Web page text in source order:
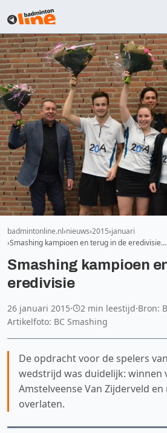
badmintonline.nl nieuws 2015 januari
Smashing kampioen en terug in de eredivisie…
Smashing kampioen
eredivisie
26 januari 2015· 2 min leestijd·Bron:
Artikelfoto: BC Smashing
De opdracht voor de spelers
wedstrijd was duidelijk: winnen
Amstelveense Van Zijderveld
overlaten.